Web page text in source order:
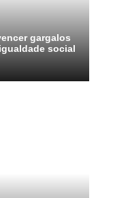
gargalos
social